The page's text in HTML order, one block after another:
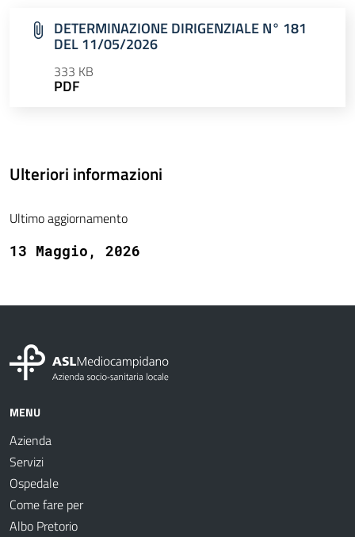
DETERMINAZIONE DIRIGENZIALE N° 181
DEL 11/05/2026
333 KB
PDF
Ulteriori informazioni
Ultimo aggiornamento
13 Maggio, 2026
MENU
Azienda
Servizi
Ospedale
Come fare per
Albo Pretorio